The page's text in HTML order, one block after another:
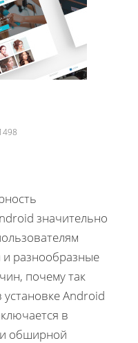
значительно
разнообразные
почему так
Android
в
обширной